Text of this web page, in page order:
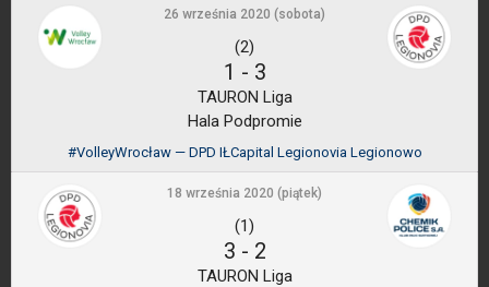
26 września 2020 (sobota)
(2)
1 - 3
TAURON Liga
Hala Podpromie
#VolleyWrocław — DPD IŁCapital Legionovia Legionowo
18 września 2020 (piątek)
(1)
3 - 2
TAURON Liga